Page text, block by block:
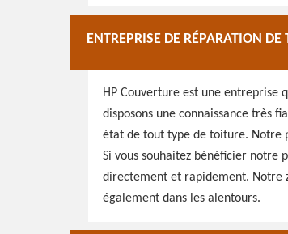
ENTREPRISE DE RÉPARATION
HP Couverture est une
disposons une connaissance très
état de tout type de toiture. Notre
Si vous souhaitez bénéficier notre
directement et rapidement. Notre
également dans les alentours.